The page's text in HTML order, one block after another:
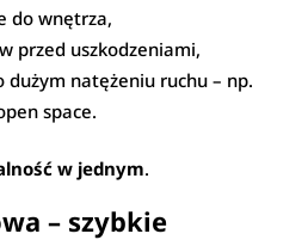
do wnętrza,
przed uszkodzeniami,
dużym natężeniu ruchu – np.
space.
w jednym.
– szybkie